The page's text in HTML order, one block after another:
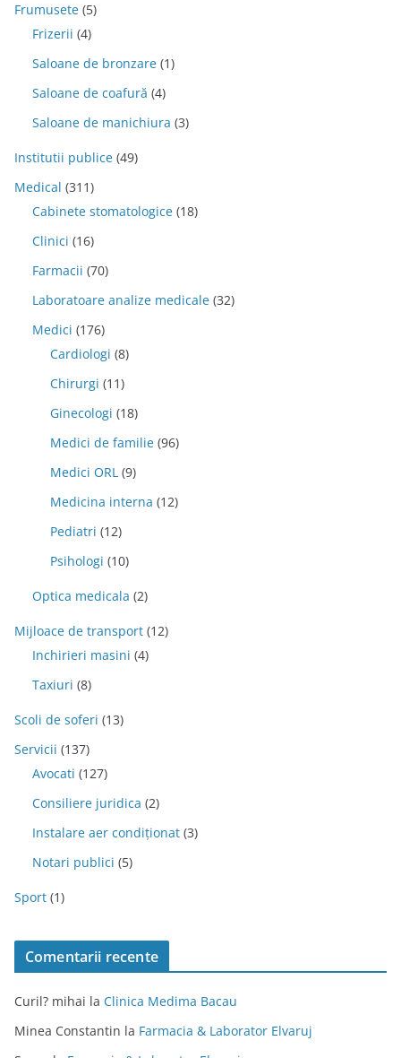
Frumusete (5)
Frizerii (4)
Saloane de bronzare (1)
Saloane de coafură (4)
Saloane de manichiura (3)
Institutii publice (49)
Medical (311)
Cabinete stomatologice (18)
Clinici (16)
Farmacii (70)
Laboratoare analize medicale (32)
Medici (176)
Cardiologi (8)
Chirurgi (11)
Ginecologi (18)
Medici de familie (96)
Medici ORL (9)
Medicina interna (12)
Pediatri (12)
Psihologi (10)
Optica medicala (2)
Mijloace de transport (12)
Inchirieri masini (4)
Taxiuri (8)
Scoli de soferi (13)
Servicii (137)
Avocati (127)
Consiliere juridica (2)
Instalare aer condiționat (3)
Notari publici (5)
Sport (1)
Comentarii recente
Curil? mihai la Clinica Medima Bacau
Minea Constantin la Farmacia & Laborator Elvaruj